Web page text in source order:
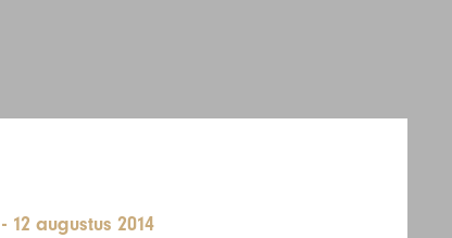
- 12 augustus 2014